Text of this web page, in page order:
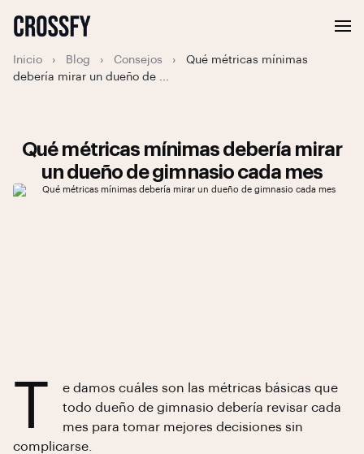
Inicio › Blog › Consejos ›
Qué métricas mínimas
debería mirar un dueño de ...
Qué métricas mínimas debería mirar
un dueño de gimnasio cada mes
T
e damos cuáles son las métricas básicas que
todo dueño de gimnasio debería revisar cada
mes para tomar mejores decisiones sin
complicarse.